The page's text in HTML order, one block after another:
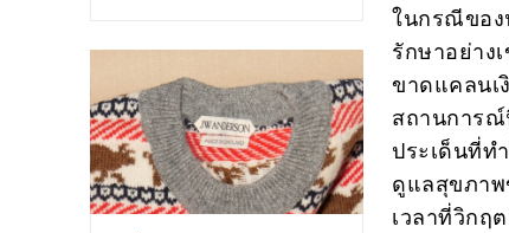
ในกรณีของ
รักษาอย่าง
ขาดแคลนเ
สถานการณ์
ประเด็นที่ท
ดูแลสุขภาพ
เวลาที่วิกฤต